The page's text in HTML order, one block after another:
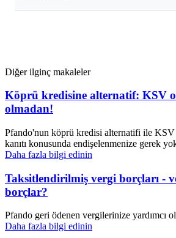
Diğer ilginç makaleler
Köprü kredisine alternatif: KSV
olmadan!
Pfando'nun köprü kredisi alternatifi ile
kanıtı konusunda endişelenmenize gerek
Daha fazla bilgi edinin
Taksitlendirilmiş vergi borçları -
borçlar?
Pfando geri ödenen vergilerinize yardımcı
Daha fazla bilgi edinin